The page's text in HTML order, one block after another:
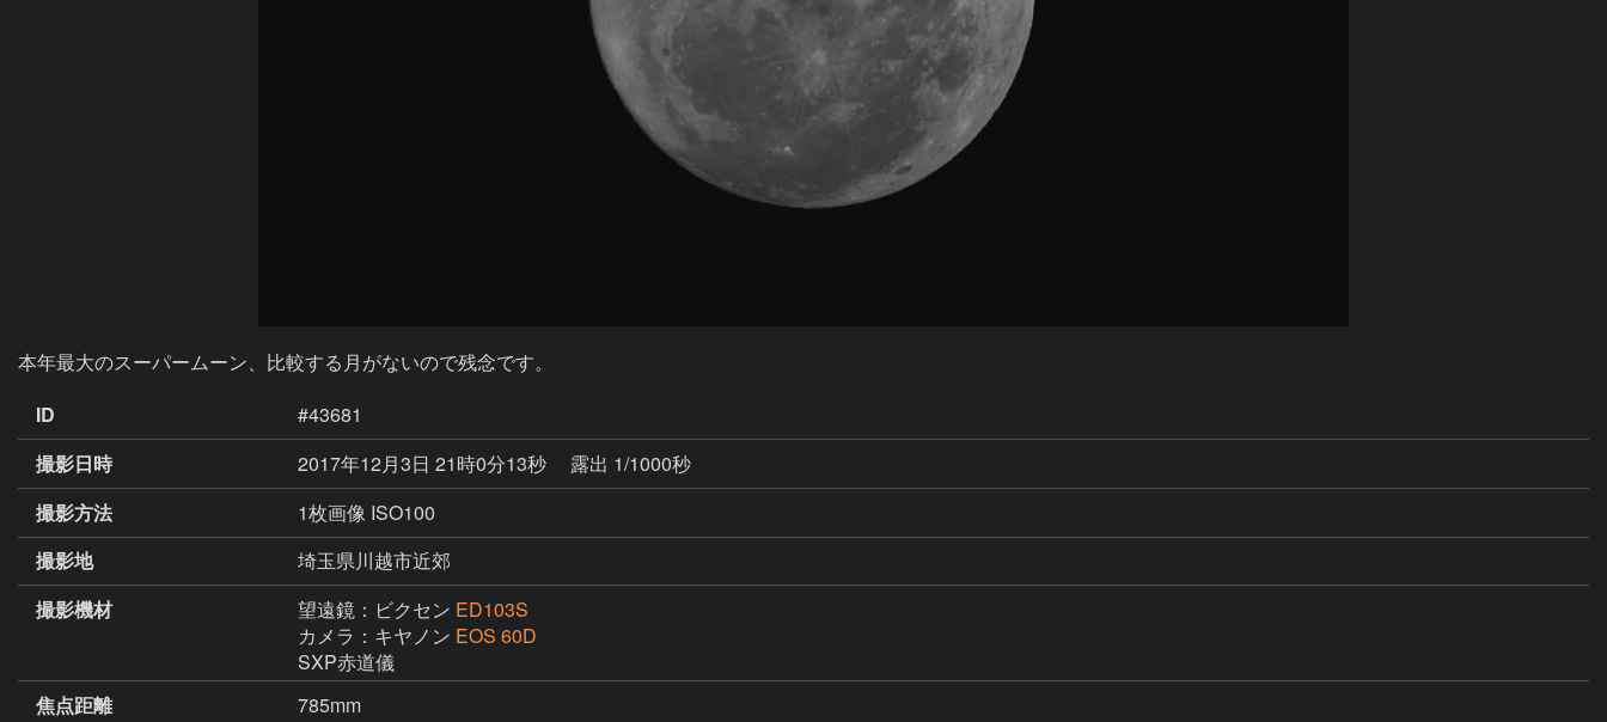
本年最大のスーパームーン、比較する月がないので残念です。
ID
#43681
撮影日時
2017年12月3日 21時0分13秒
露出 1/1000秒
撮影方法
1枚画像 ISO100
撮影地
埼玉県川越市近郊
撮影機材
望遠鏡：ビクセン ED103S
カメラ：キヤノン EOS 60D
SXP赤道儀
焦点距離
785mm